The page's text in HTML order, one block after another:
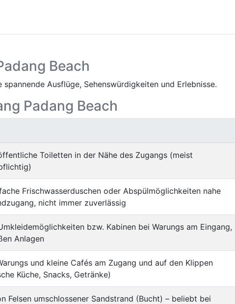
Beach
Ausflüge, Sehenswürdigkeiten und Erlebnisse.
Padang Beach
Toiletten in der Nähe des Zugangs (meist
Frischwasserduschen oder Abspülmöglichkeiten nahe
nicht immer zuverlässig
bzw. Kabinen bei Warungs am Eingang,
Anlagen
und kleine Cafés am Zugang und auf den Klippen
Küche, Snacks, Getränke)
Felsen umschlossener Sandstrand (Bucht) – beliebt bei